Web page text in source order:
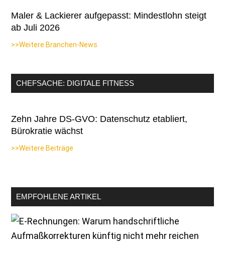
Maler & Lackierer aufgepasst: Mindestlohn steigt
ab Juli 2026
>>Weitere Branchen-News
CHEFSACHE: DIGITALE FITNESS
Zehn Jahre DS-GVO: Datenschutz etabliert,
Bürokratie wächst
>>Weitere Beiträge
EMPFOHLENE ARTIKEL